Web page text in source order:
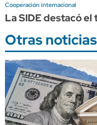
Cooperación internacional
La SIDE destacó
Otras noticias